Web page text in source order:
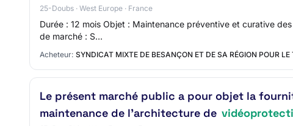
25-Doubs · West Europe · France
Durée : 12 mois Objet : Maintenance préventive et curative
de marché : S…
Acheteur: SYNDICAT MIXTE DE BESANÇON ET DE SA RÉGION POUR
Le présent marché public a pour objet la
maintenance de l'architecture de